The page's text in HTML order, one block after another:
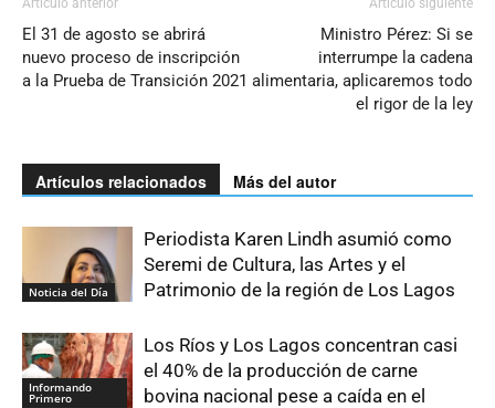
El 31 de agosto se abrirá
nuevo proceso de inscripción
a la Prueba de Transición 2021
Ministro Pérez: Si se
interrumpe la cadena
alimentaria, aplicaremos todo
el rigor de la ley
Artículos relacionados Más del autor
Noticia del Día
Periodista Karen Lindh asumió como
Seremi de Cultura, las Artes y el
Patrimonio de la región de Los Lagos
Informando
Primero
Los Ríos y Los Lagos concentran casi
el 40% de la producción de carne
bovina nacional pese a caída en el